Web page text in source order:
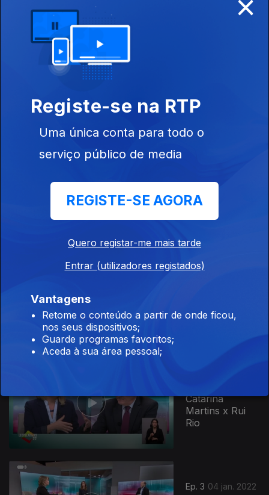
Inês Sousa Real
Inês Sousa Real
x João Cotrim
Ep. 5
Cotrim de
Catarina
Martins x Rui
Rio
Ep. 3 04 jan. 2022
589982
Registe-se na RTP
Uma única conta para todo o
serviço público de media
REGISTE-SE AGORA
Quero registar-me mais tarde
Entrar (utilizadores registados)
Vantagens
Retome o conteúdo a partir de onde ficou,
nos seus dispositivos;
Guarde programas favoritos;
Aceda à sua área pessoal;